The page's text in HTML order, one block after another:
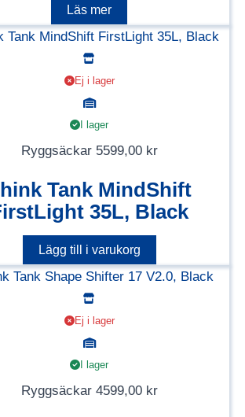
Läs mer
Ej i lager
I lager
Ryggsäckar 5599,00 kr
Tank MindShift
35L, Black
Lägg till i varukorg
Ej i lager
I lager
Ryggsäckar 4599,00 kr